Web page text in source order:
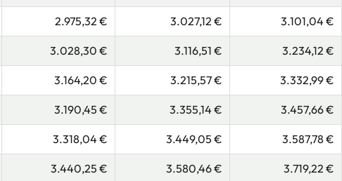
2.975,32 € 3.027,12 € 3.101,04 €
3.028,30 € 3.116,51 € 3.234,12 €
3.164,20 € 3.215,57 € 3.332,99 €
3.190,45 € 3.355,14 € 3.457,66 €
3.318,04 € 3.449,05 € 3.587,78 €
3.440,25 € 3.580,46 € 3.719,22 €